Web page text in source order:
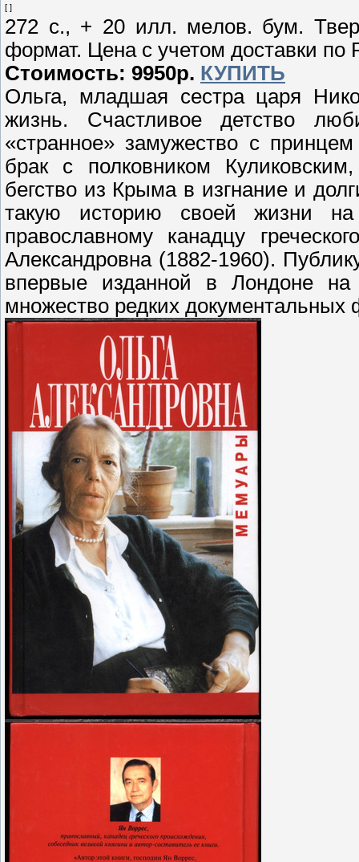
[ ]
272 с., + 20 илл. мелов. бум.
формат. Цена с учетом доставки по
Стоимость: 9950р. КУПИТЬ
Ольга, младшая сестра царя
жизнь. Счастливое детство
«странное» замужество с
брак с полковником
бегство из Крыма в изгнание и
такую историю своей жизни на
православному канадцу
Александровна (1882-1960).
впервые изданной в Лондоне
множество редких